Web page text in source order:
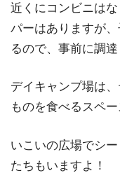
近くにコンビニは
パーはありますが
るので、事前に調
デイキャンプ場は
ものを食べるスペー
いこいの広場でシ
たちもいますよ！